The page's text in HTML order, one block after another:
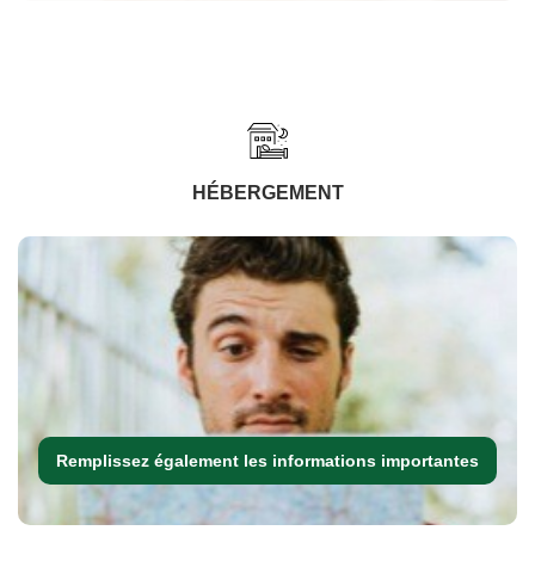
HÉBERGEMENT
Remplissez également les informations importantes